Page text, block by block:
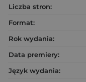
Liczba stron:
Format:
Rok wydania:
Data premiery:
Język wydania: